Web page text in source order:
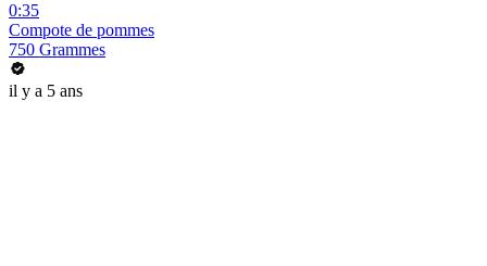
0:35
Compote de pommes
750 Grammes
il y a 5 ans